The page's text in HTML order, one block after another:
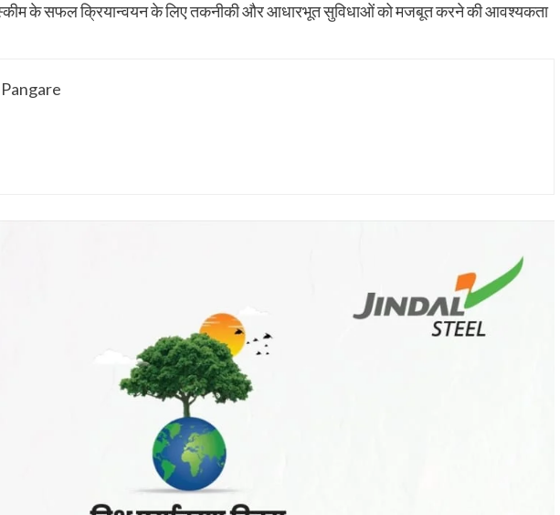
स्कीम के सफल क्रियान्वयन के लिए तकनीकी और आधारभूत सुविधाओं को मजबूत करने की आवश्यकता